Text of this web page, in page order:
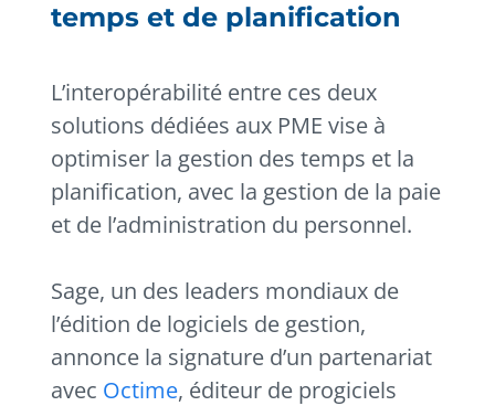
temps et de planification
L’interopérabilité entre ces deux
solutions dédiées aux PME vise à
optimiser la gestion des temps et la
planification, avec la gestion de la paie
et de l’administration du personnel.
Sage, un des leaders mondiaux de
l’édition de logiciels de gestion,
annonce la signature d’un partenariat
avec Octime, éditeur de progiciels